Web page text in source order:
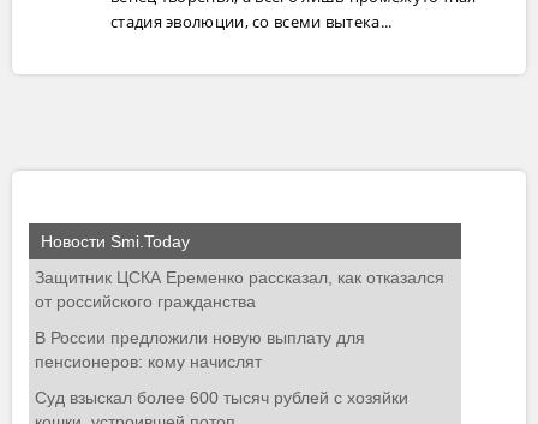
стадия эволюции, со всеми вытека...